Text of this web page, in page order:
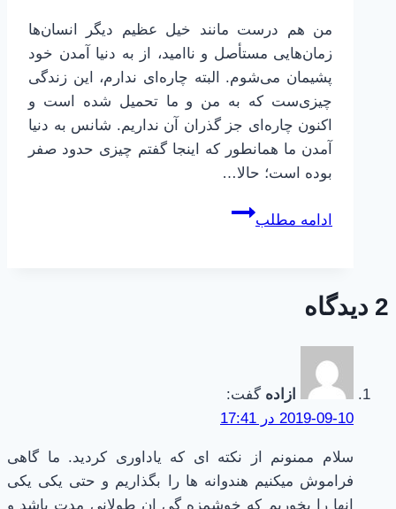
من هم درست مانند خیل عظیم دیگر انسان‌ها
زمان‌هایی مستأصل و ناامید، از به دنیا آمدن خود
پشیمان می‌شوم. البته چاره‌ای ندارم، این زندگی
چیزی‌ست که به من و ما تحمیل شده است و
اکنون چاره‌ای جز گذران آن نداریم. شانس به دنیا
آمدن ما همانطور که اینجا گفتم چیزی حدود صفر
بوده است؛ حالا…
ادامه مطلب
ناامیدی،
2 دیدگاه
ازاده گفت:
2019-09-10 در 17:41
سلام ممنونم از نکته ای که یاداوری کردید. ما گاهی
فراموش میکنیم هندوانه ها را بگذاریم و حتی یکی یکی
انها را بخوریم که خوشمزه گی ان طولانی مدت باشد و